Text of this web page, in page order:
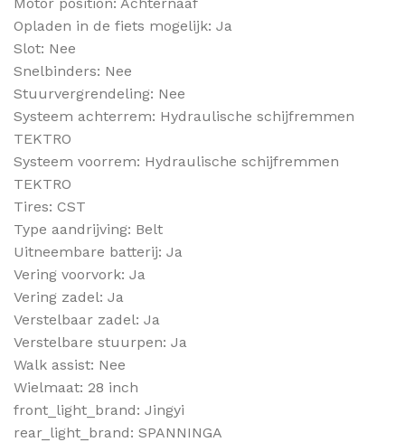
Opladen in de fiets mogelijk: Ja
Slot: Nee
Snelbinders: Nee
Stuurvergrendeling: Nee
Systeem achterrem: Hydraulische schijfremmen
TEKTRO
Systeem voorrem: Hydraulische schijfremmen
TEKTRO
Tires: CST
Type aandrijving: Belt
Uitneembare batterij: Ja
Vering voorvork: Ja
Vering zadel: Ja
Verstelbaar zadel: Ja
Verstelbare stuurpen: Ja
Walk assist: Nee
Wielmaat: 28 inch
front_light_brand: Jingyi
rear_light_brand: SPANNINGA